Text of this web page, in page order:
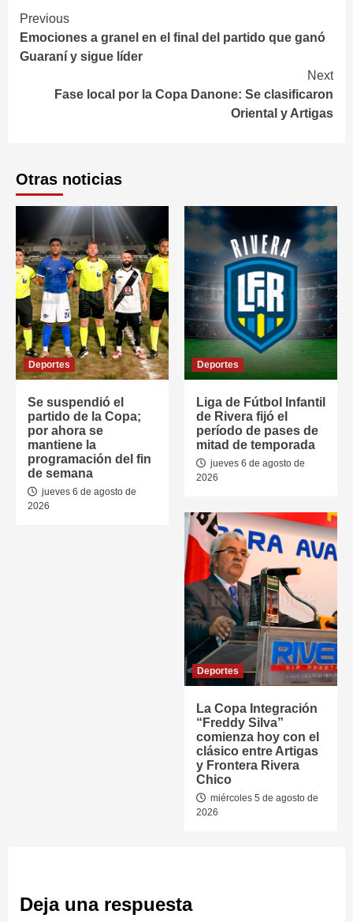
Continue
Reading
Previous
Emociones a granel en el final del partido que ganó
Guaraní y sigue líder
Next
Fase local por la Copa Danone: Se clasificaron
Oriental y Artigas
Otras noticias
Deportes
Se suspendió el
partido de la Copa;
por ahora se
mantiene la
programación del fin
de semana
jueves 6 de agosto de
2026
Deportes
Liga de Fútbol Infantil
de Rivera fijó el
período de pases de
mitad de temporada
jueves 6 de agosto de
2026
Deportes
La Copa Integración
“Freddy Silva”
comienza hoy con el
clásico entre Artigas
y Frontera Rivera
Chico
miércoles 5 de agosto de
2026
Deja una respuesta